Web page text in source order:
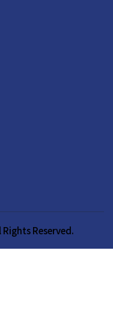
Rights Reserved.